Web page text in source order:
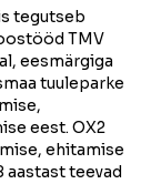
tegutseb
TMV
eesmärgiga
tuuleparke
eest. OX2
ehitamise
aastast teevad